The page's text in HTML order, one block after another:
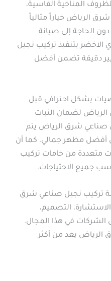
المناخية القاسية،
الرياض خياراً مثالياً
الحاجة إلى صيانة
بتنفيذ تركيب نجيل
دقيقة تضمن أفضل
بشكل احترافي قبل
لضمان الثبات
صناعي شرق الرياض يتم
مظهر جمالي. كما أن
متعددة من خامات تركيب
جميع الاحتياجات.
تركيب نجيل صناعي شرق
التصميم،
الشركات في هذا المجال.
الرياض يعد من أكثر